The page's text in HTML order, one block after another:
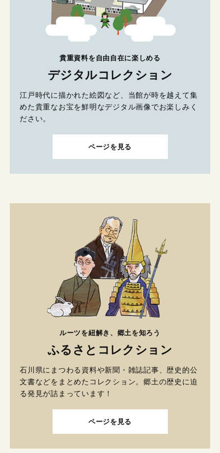
貴重資料を自由自在に楽しめる
デジタルコレクション
江戸時代に描かれた絵図など、当館が時を越えて集
めた貴重なお宝を鮮明なデジタル画像でお楽しみく
ださい。
ページを見る
ルーツを紐解き、郷土を知ろう
ふるさとコレクション
石川県にまつわる資料や新聞・雑誌記事、歴史的公
文書などをまとめたコレクション。郷土の歴史に迫
る発見が詰まっています！
ページを見る